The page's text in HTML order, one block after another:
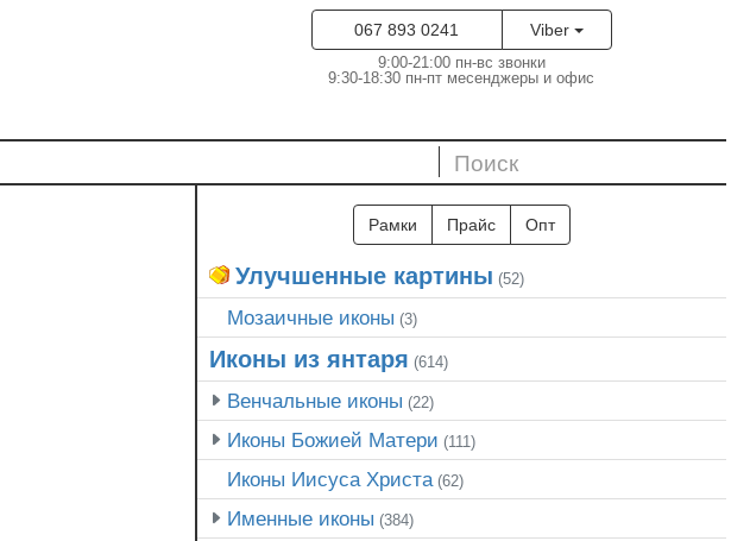
067 893 0241 Viber
9:00-21:00 пн-вс звонки
9:30-18:30 пн-пт месенджеры и офис
Рамки Прайс Опт
Улучшенные картины (52)
Мозаичные иконы (3)
Иконы из янтаря (614)
Венчальные иконы (22)
Иконы Божией Матери (111)
Иконы Иисуса Христа(62)
Именные иконы (384)